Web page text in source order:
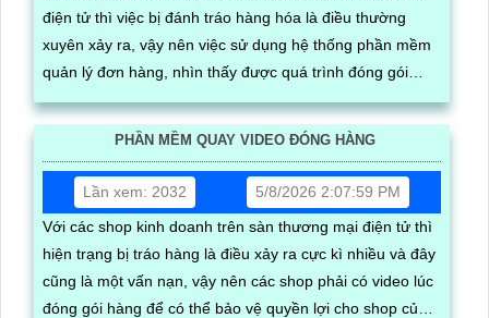
điện tử thì việc bị đánh tráo hàng hóa là điều thường
xuyên xảy ra, vậy nên việc sử dụng hệ thống phần mềm
quản lý đơn hàng, nhìn thấy được quá trình đóng gói
hàng hóa, kèm theo đấy là quy trình đóng gói cũng được
ghi lại một cách dễ dàng
PHẦN MỀM QUAY VIDEO ĐÓNG HÀNG
Lần xem: 2032
5/8/2026 2:07:59 PM
Với các shop kinh doanh trên sàn thương mại điện tử thì
hiện trạng bị tráo hàng là điều xảy ra cực kì nhiều và đây
cũng là một vấn nạn, vậy nên các shop phải có video lúc
đóng gói hàng để có thể bảo vệ quyền lợi cho shop của